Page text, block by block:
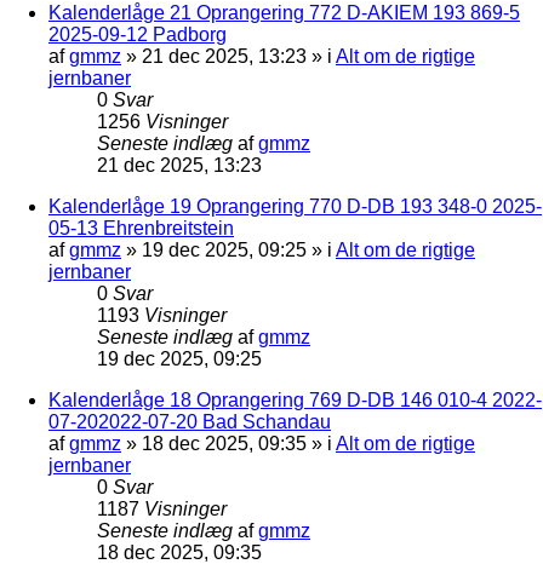
Kalenderlåge 21 Oprangering 772 D-AKIEM 193 869-5
2025-09-12 Padborg
afgmmz » 21 dec 2025, 13:23 » i Alt om de rigtige
jernbaner
0 Svar
1256 Visninger
Seneste indlæg afgmmz
21 dec 2025, 13:23
Kalenderlåge 19 Oprangering 770 D-DB 193 348-0 2025-
05-13 Ehrenbreitstein
afgmmz » 19 dec 2025, 09:25 » i Alt om de rigtige
jernbaner
0 Svar
1193 Visninger
Seneste indlæg afgmmz
19 dec 2025, 09:25
Kalenderlåge 18 Oprangering 769 D-DB 146 010-4 2022-
07-202022-07-20 Bad Schandau
afgmmz » 18 dec 2025, 09:35 » i Alt om de rigtige
jernbaner
0 Svar
1187 Visninger
Seneste indlæg afgmmz
18 dec 2025, 09:35